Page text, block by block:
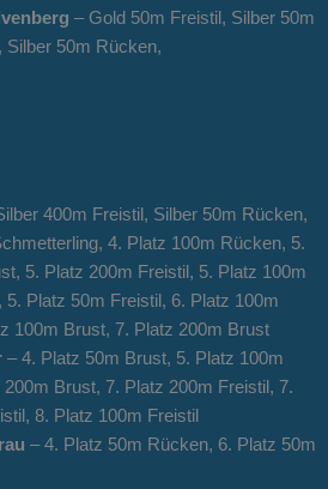
– Gold 50m Freistil, Silber 50m
Silber 50m Rücken,
400m Freistil, Silber 50m Rücken,
4. Platz 100m Rücken, 5.
5. Platz 200m Freistil, 5. Platz 100m
5. Platz 50m Freistil, 6. Platz 100m
100m Brust, 7. Platz 200m Brust
– 4. Platz 50m Brust, 5. Platz 100m
200m Brust, 7. Platz 200m Freistil, 7.
8. Platz 100m Freistil
– 4. Platz 50m Rücken, 6. Platz 50m